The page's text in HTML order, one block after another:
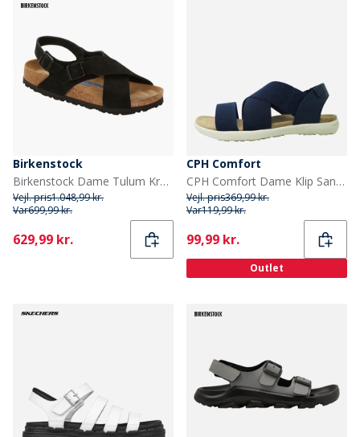
Birkenstock
Birkenstock Dame Tulum Krydsrem Sandaler Sort
Vejl. pris1.048,99 kr.
Var699,99 kr.
Current
629,99 kr.
CPH Comfort
CPH Comfort Dame Klip Sandaler Navy
Vejl. pris369,99 kr.
Var119,99 kr.
Current
99,99 kr.
Outlet